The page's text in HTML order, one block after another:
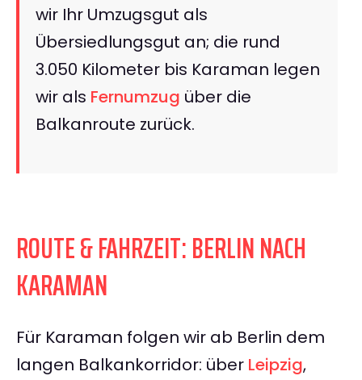
wir Ihr Umzugsgut als
Übersiedlungsgut an; die rund
3.050 Kilometer bis Karaman legen
wir als Fernumzug über die
Balkanroute zurück.
ROUTE & FAHRZEIT: BERLIN NACH
KARAMAN
Für Karaman folgen wir ab Berlin dem
langen Balkankorridor: über Leipzig,